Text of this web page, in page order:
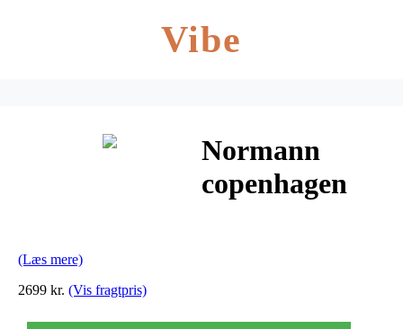
Vibe
Normann
copenhagen
(Læs mere)
2699 kr. (Vis fragtpris)